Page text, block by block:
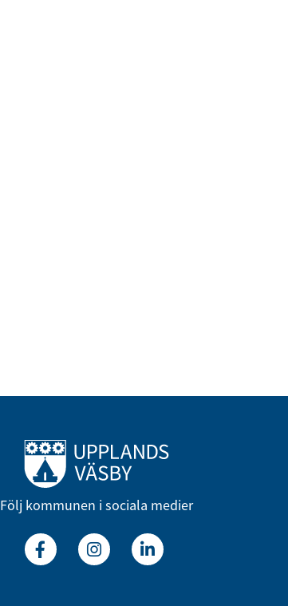
Till startsidan
Följ kommunen i sociala medier
FacebookInstagramLinkedin